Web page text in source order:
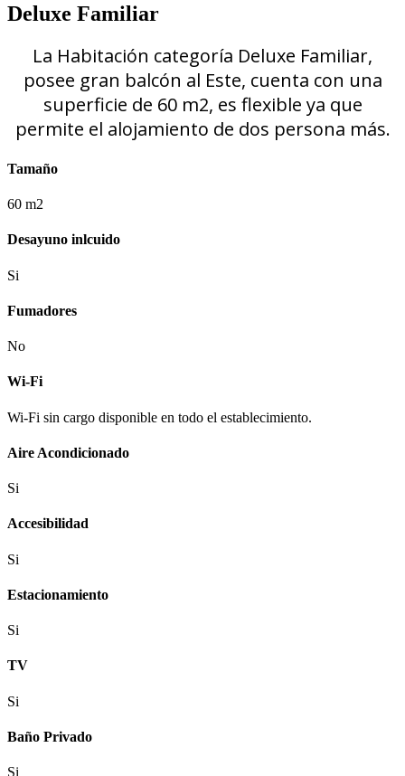
Deluxe Familiar
La Habitación categoría Deluxe Familiar,
posee gran balcón al Este, cuenta con una
superficie de 60 m2, es flexible ya que
permite el alojamiento de dos persona más.
Tamaño
60 m2
Desayuno inlcuido
Si
Fumadores
No
Wi-Fi
Wi-Fi sin cargo disponible en todo el establecimiento.
Aire Acondicionado
Si
Accesibilidad
Si
Estacionamiento
Si
TV
Si
Baño Privado
Si